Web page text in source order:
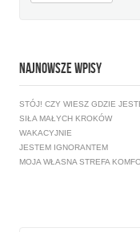
NAJNOWSZE WPISY
STÓJ! CZY WIESZ GDZIE
SIŁA MAŁYCH KROKÓW
WAKACYJNIE
JESTEM IGNORANTEM
MOJA WŁASNA STREFA